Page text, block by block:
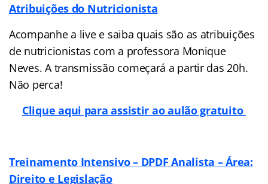
Atribuições do Nutricionista
Acompanhe a live e saiba quais são as atribuições
de nutricionistas com a professora Monique
Neves. A transmissão começará a partir das 20h.
Não perca!
Clique aqui para assistir ao aulão gratuito
Treinamento Intensivo – DPDF Analista – Área:
Direito e Legislação